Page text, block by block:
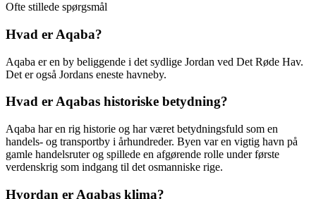
Ofte stillede spørgsmål
Hvad er Aqaba?
Aqaba er en by beliggende i det sydlige Jordan ved Det Røde Hav.
Det er også Jordans eneste havneby.
Hvad er Aqabas historiske betydning?
Aqaba har en rig historie og har været betydningsfuld som en
handels- og transportby i århundreder. Byen var en vigtig havn på
gamle handelsruter og spillede en afgørende rolle under første
verdenskrig som indgang til det osmanniske rige.
Hvordan er Aqabas klima?